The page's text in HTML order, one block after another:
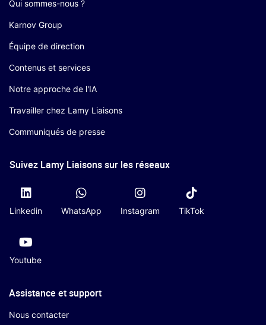
Qui sommes-nous ?
Karnov Group
Équipe de direction
Contenus et services
Notre approche de l'IA
Travailler chez Lamy Liaisons
Communiqués de presse
Suivez Lamy Liaisons sur les réseaux
Linkedin WhatsApp Instagram TikTok
Youtube
Assistance et support
Nous contacter